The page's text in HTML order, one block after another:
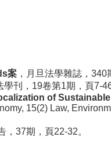
案 ，月旦法學雜誌，340
學刊，19卷第1期，頁7-46
of
15(2) Law,
，37期，頁22-32。